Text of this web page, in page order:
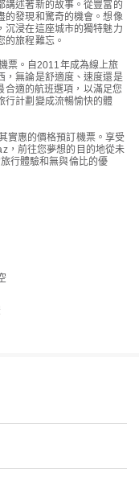
講述著新的故事。從豐富的
的發現和驚奇的機會。想像
沉浸在這座城市的獨特魅力
的旅程難忘。
票。自2011年成為線上旅
，無論是舒適度、速度還是
適的航班選項，以滿足您
行計劃變成流暢愉快的體
實惠的價格預訂機票。享受
，前往您夢想的目的地從未
行體驗和無與倫比的優